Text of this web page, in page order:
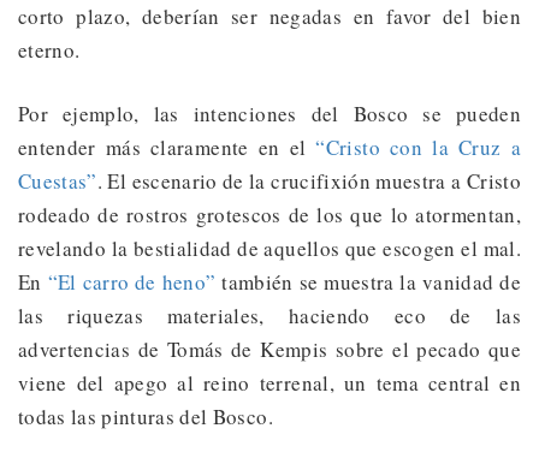
corto plazo, deberían ser negadas en favor del bien
eterno.
Por ejemplo, las intenciones del Bosco se pueden
entender más claramente en el“Cristo con la Cruz a
Cuestas”. El escenario de la crucifixión muestra a Cristo
rodeado de rostros grotescos de los que lo atormentan,
revelando la bestialidad de aquellos que escogen el mal.
En “El carro de heno” también se muestra la vanidad de
las riquezas materiales, haciendo eco de las
advertencias de Tomás de Kempis sobre el pecado que
viene del apego al reino terrenal, un tema central en
todas las pinturas del Bosco.